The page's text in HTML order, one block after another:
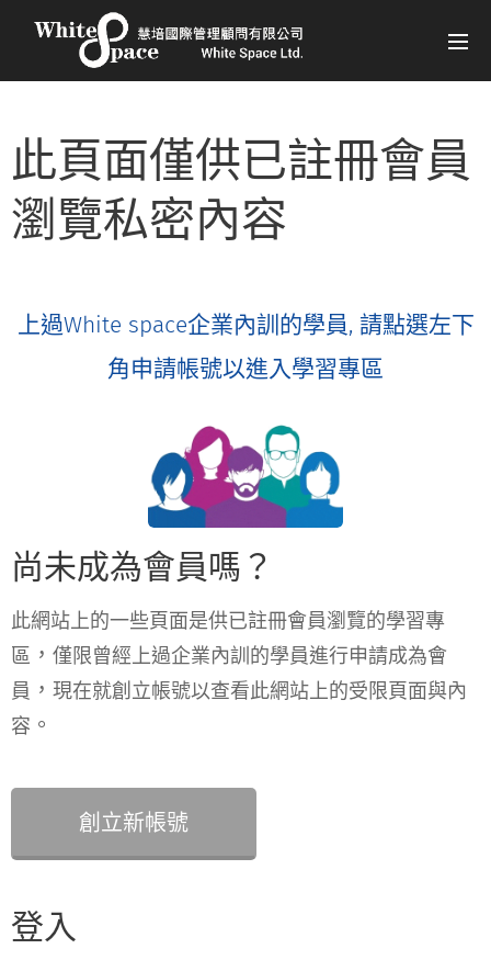
此頁面僅供已註冊會員
瀏覽私密內容
上過White space企業內訓的學員, 請點選左下
角申請帳號以進入學習專區
尚未成為會員嗎？
此網站上的一些頁面是供已註冊會員瀏覽的學習專
區 ， 僅限曾經上過企業內訓的學員進行申請成為會
員 ， 現在就創立帳號以查看此網站上的受限頁面與內
容 。
創立新帳號
登入